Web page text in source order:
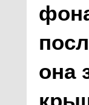
она